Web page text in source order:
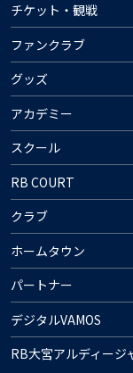
チケット・観戦
ファンクラブ
グッズ
アカデミー
スクール
RB COURT
クラブ
ホームタウン
パートナー
デジタルVAMOS
RB大宮アルディージ